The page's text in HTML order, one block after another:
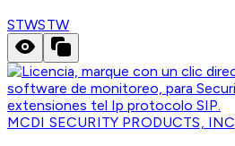
STWSTW
MCDI SECURITY PRODUCTS, INC